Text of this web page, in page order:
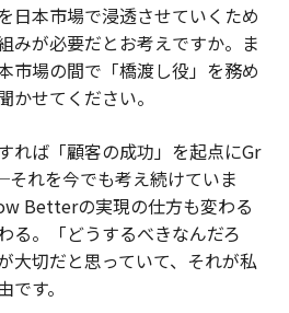
日本市場で浸透させていくため
みが必要だとお考えですか。ま
市場の間で「橋渡し役」を務め
かせてください。
れば「顧客の成功」を起点にGr
れを今でも考え続けていま
Betterの実現の仕方も変わる
る。「どうするべきなんだろ
大切だと思っていて、それが私
す。